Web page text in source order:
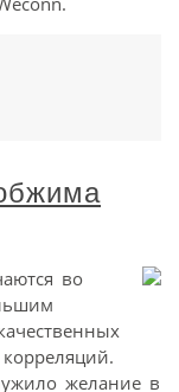
во
желание в